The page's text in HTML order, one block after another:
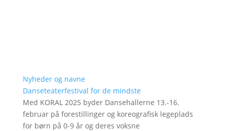
Nyheder og navne
Danseteaterfestival for de mindste
Med KORAL 2025 byder Dansehallerne 13.-16.
februar på forestillinger og koreografisk legeplads
for børn på 0-9 år og deres voksne